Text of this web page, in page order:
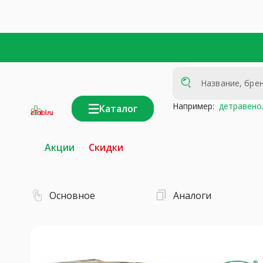
Каталог Например:
Акции Скидки
Основное Аналоги